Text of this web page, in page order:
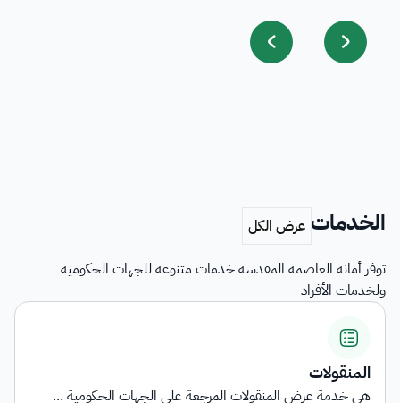
الخدمات
توفر أمانة العاصمة المقدسة خدمات متنوعة للجهات الحكومية
ولخدمات الأفراد
المنقولات
هي خدمة عرض المنقولات المرجعة على الجهات الحكومية ...